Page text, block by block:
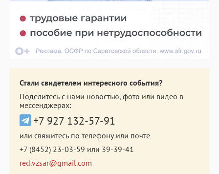
Стали свидетелем интересного события?
Поделитесь с нами новостью, фото или видео в
мессенджерах:
+7 927 132-57-91
или свяжитесь по телефону или почте
+7 (8452) 23-03-59 или 39-39-41
red.vzsar@gmail.com